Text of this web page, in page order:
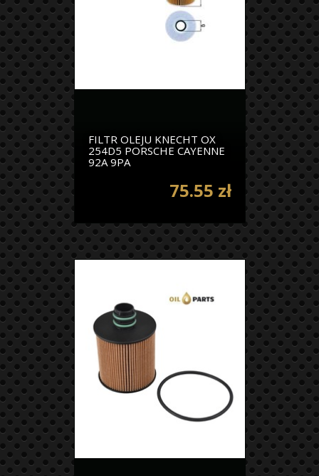
FILTR OLEJU KNECHT OX
254D5 PORSCHE CAYENNE
92A 9PA
75.55 zł